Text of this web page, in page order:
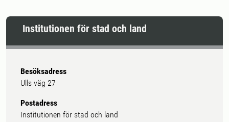
Institutionen för stad och land
Besöksadress
Ulls väg 27
Postadress
Institutionen för stad och land